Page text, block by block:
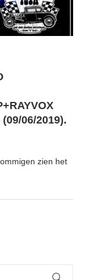
06/2019).
zien het